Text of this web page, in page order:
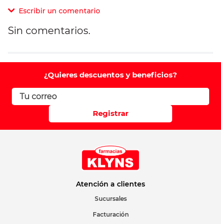
Escribir un comentario
Comentario
Califique el producto de 1 a 5 estrellas
Correo electrónico
Sin comentarios.
¿Quieres descuentos y beneficios?
Registrar
Atención a clientes
Sucursales
Facturación